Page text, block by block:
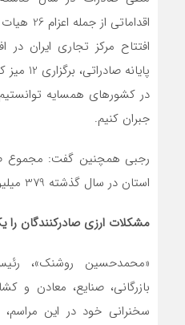
افتتاح مرکز تجاری ایران
پایانه
در کشورهای همسایه
جبران کنیم.
رجبی همچنین گفت: مجموع
استان در سال گذشته 379 میلیون دلار بوده است.
مشکلات ارزی صادرکنندگان را
«محمدحسین روشنک»،
بازرگانی، صنایع، معادن و
سخنرانی خود در این